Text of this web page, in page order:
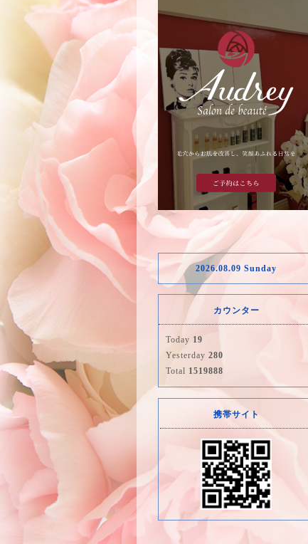
2026.08.09 Sunday
カウンター
Today 19
Yesterday 280
Total 1519888
携帯サイト